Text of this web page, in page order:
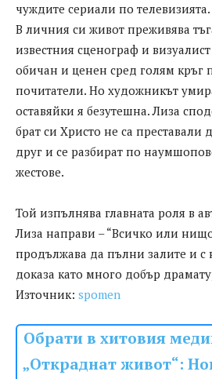
чуждите сериали по телевизията.
В личния си живот преживява
известния сценограф и
обичан и ценен сред голям кръг
почитатели. Но художникът
оставяйки я безутешна. Лиза
брат си Христо не са преставали
друг и се разбират по
жестове.
Той изпълнява главната роля в
Лиза направи – “Всичко или
продължава да пълни залите и с
доказа като много добър
Източник: spomen
Обрати в хитовия
„Откраднат живот“: